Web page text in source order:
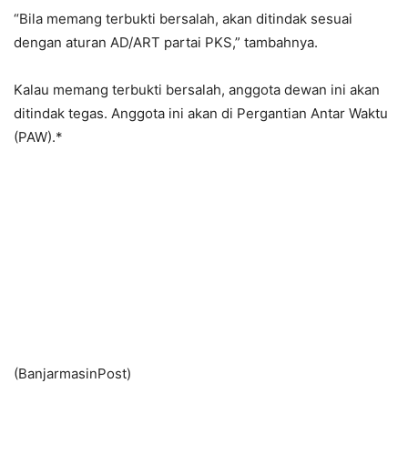
“Bila memang terbukti bersalah, akan ditindak sesuai
dengan aturan AD/ART partai PKS,” tambahnya.
Kalau memang terbukti bersalah, anggota dewan ini akan
ditindak tegas. Anggota ini akan di Pergantian Antar Waktu
(PAW).*
(BanjarmasinPost)